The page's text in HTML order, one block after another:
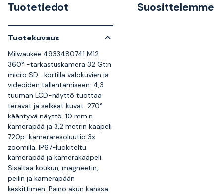
Tuotetiedot
Tuotekuvaus
Milwaukee 4933480741 M12
360° -tarkastuskamera 32 Gt:n
micro SD -kortilla valokuvien ja
videoiden tallentamiseen. 4,3
tuuman LCD-näyttö tuottaa
terävät ja selkeät kuvat. 270°
kääntyvä näyttö. 10 mm:n
kamerapää ja 3,2 metrin kaapeli.
720p-kameraresoluutio 3x
zoomilla. IP67-luokiteltu
kamerapää ja kamerakaapeli.
Sisältää koukun, magneetin,
peilin ja kamerapään
keskittimen. Paino akun kanssa
Suosittelemme